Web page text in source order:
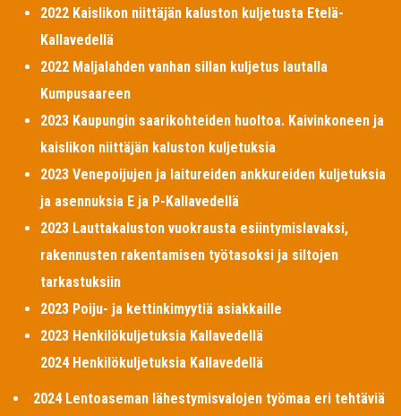
2022 Kaislikon niittäjän kaluston kuljetusta Etelä-
Kallavedellä
2022 Maljalahden vanhan sillan kuljetus lautalla
Kumpusaareen
2023 Kaupungin saarikohteiden huoltoa. Kaivinkoneen ja
kaislikon niittäjän kaluston kuljetuksia
2023 Venepoijujen ja laitureiden ankkureiden kuljetuksia
ja asennuksia E ja P-Kallavedellä
2023 Lauttakaluston vuokrausta esiintymislavaksi,
rakennusten rakentamisen työtasoksi ja siltojen
tarkastuksiin
2023 Poiju- ja kettinkimyytiä asiakkaille
2023 Henkilökuljetuksia Kallavedellä
2024 Henkilökuljetuksia Kallavedellä
2024 Lentoaseman lähestymisvalojen työmaa eri tehtäviä